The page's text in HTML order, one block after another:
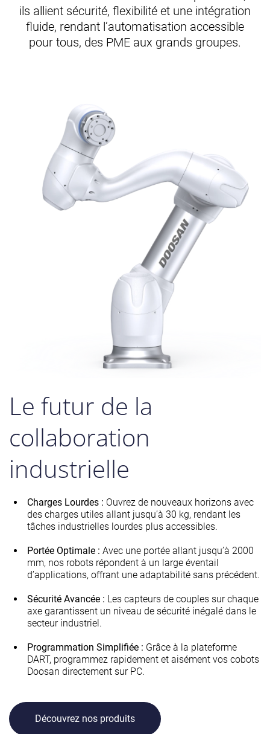
ils allient sécurité, flexibilité et une intégration
fluide, rendant l’automatisation accessible
pour tous, des PME aux grands groupes.
Le futur de la
collaboration
industrielle
Charges Lourdes : Ouvrez de nouveaux horizons avec
des charges utiles allant jusqu’à 30 kg, rendant les
tâches industrielles lourdes plus accessibles.
Portée Optimale : Avec une portée allant jusqu’à 2000
mm, nos robots répondent à un large éventail
d’applications, offrant une adaptabilité sans précédent.
Sécurité Avancée : Les capteurs de couples sur chaque
axe garantissent un niveau de sécurité inégalé dans le
secteur industriel.
Programmation Simplifiée : Grâce à la plateforme
DART, programmez rapidement et aisément vos cobots
Doosan directement sur PC.
Découvrez nos produits